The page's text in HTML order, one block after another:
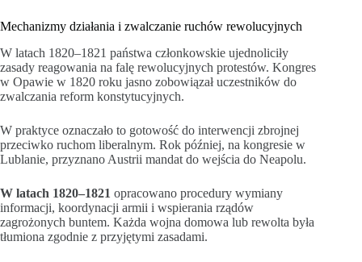
Mechanizmy działania i zwalczanie ruchów rewolucyjnych
W latach 1820–1821 państwa członkowskie ujednoliciły
zasady reagowania na falę rewolucyjnych protestów. Kongres
w Opawie w 1820 roku jasno zobowiązał uczestników do
zwalczania reform konstytucyjnych.
W praktyce oznaczało to gotowość do interwencji zbrojnej
przeciwko ruchom liberalnym. Rok później, na kongresie w
Lublanie, przyznano Austrii mandat do wejścia do Neapolu.
W latach 1820–1821 opracowano procedury wymiany
informacji, koordynacji armii i wspierania rządów
zagrożonych buntem. Każda wojna domowa lub rewolta była
tłumiona zgodnie z przyjętymi zasadami.